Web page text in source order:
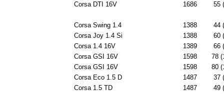
Corsa DTI 16V
1686 55
Corsa Swing 1.4 1388
44
Corsa Joy 1.4 Si
1388
60
Corsa 1.4 16V
1389
66
Corsa GSI 16V
1598
78
Corsa GSI 16V
1598
80
Corsa Eco 1.5 D
1487
37
Corsa 1.5 TD
1487 49